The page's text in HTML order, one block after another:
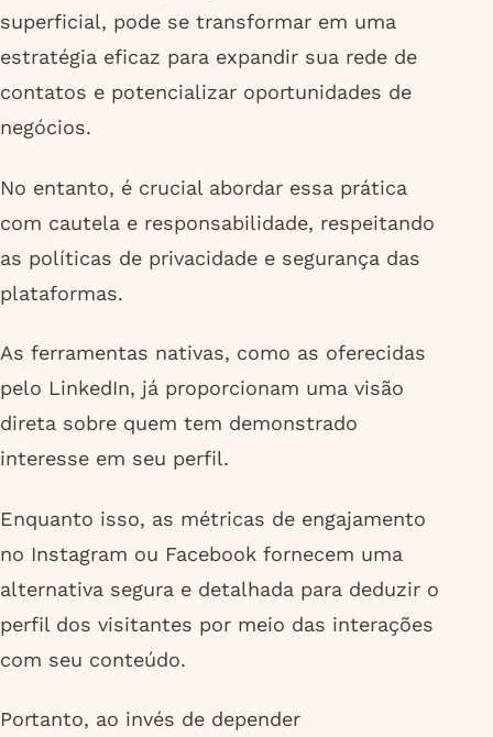
superficial, pode se transformar em uma
estratégia eficaz para expandir sua rede de
contatos e potencializar oportunidades de
negócios.
No entanto, é crucial abordar essa prática
com cautela e responsabilidade, respeitando
as políticas de privacidade e segurança das
plataformas.
As ferramentas nativas, como as oferecidas
pelo LinkedIn, já proporcionam uma visão
direta sobre quem tem demonstrado
interesse em seu perfil.
Enquanto isso, as métricas de engajamento
no Instagram ou Facebook fornecem uma
alternativa segura e detalhada para deduzir o
perfil dos visitantes por meio das interações
com seu conteúdo.
Portanto, ao invés de depender